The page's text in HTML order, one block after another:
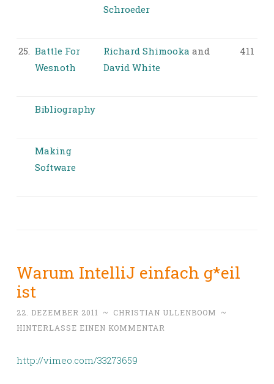
Schroeder
25. Battle For
Wesnoth
Richard Shimooka and
David White
411
Bibliography
Making
Software
Warum IntelliJ einfach g*eil
ist
22. DEZEMBER 2011 ~ CHRISTIAN ULLENBOOM
~
HINTERLASSE EINEN KOMMENTAR
http://vimeo.com/33273659